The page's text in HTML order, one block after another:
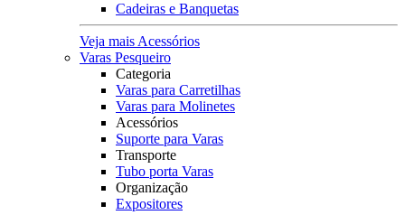
Cadeiras e Banquetas
Veja mais Acessórios
Varas Pesqueiro
Categoria
Varas para Carretilhas
Varas para Molinetes
Acessórios
Suporte para Varas
Transporte
Tubo porta Varas
Organização
Expositores